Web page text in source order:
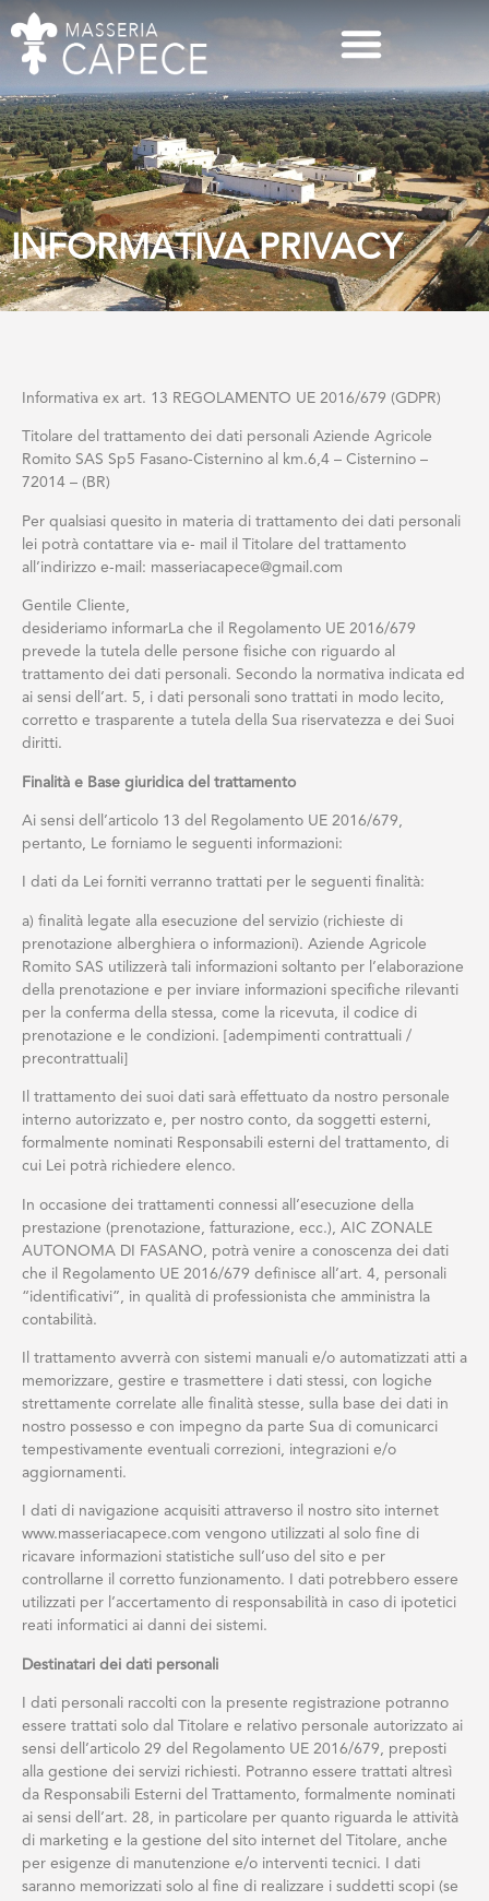
INFORMATIVA PRIVACY
Informativa ex art. 13 REGOLAMENTO UE 2016/679 (GDPR)
Titolare del trattamento dei dati personali Aziende Agricole
Romito SAS Sp5 Fasano-Cisternino al km.6,4 – Cisternino –
72014 – (BR)
Per qualsiasi quesito in materia di trattamento dei dati personali
lei potrà contattare via e- mail il Titolare del trattamento
all’indirizzo e-mail: masseriacapece@gmail.com
Gentile Cliente,
desideriamo informarLa che il Regolamento UE 2016/679
prevede la tutela delle persone fisiche con riguardo al
trattamento dei dati personali. Secondo la normativa indicata ed
ai sensi dell’art. 5, i dati personali sono trattati in modo lecito,
corretto e trasparente a tutela della Sua riservatezza e dei Suoi
diritti.
Finalità e Base giuridica del trattamento
Ai sensi dell’articolo 13 del Regolamento UE 2016/679,
pertanto, Le forniamo le seguenti informazioni:
I dati da Lei forniti verranno trattati per le seguenti finalità:
a) finalità legate alla esecuzione del servizio (richieste di
prenotazione alberghiera o informazioni). Aziende Agricole
Romito SAS utilizzerà tali informazioni soltanto per l’elaborazione
della prenotazione e per inviare informazioni specifiche rilevanti
per la conferma della stessa, come la ricevuta, il codice di
prenotazione e le condizioni. [adempimenti contrattuali /
precontrattuali]
Il trattamento dei suoi dati sarà effettuato da nostro personale
interno autorizzato e, per nostro conto, da soggetti esterni,
formalmente nominati Responsabili esterni del trattamento, di
cui Lei potrà richiedere elenco.
In occasione dei trattamenti connessi all’esecuzione della
prestazione (prenotazione, fatturazione, ecc.), AIC ZONALE
AUTONOMA DI FASANO, potrà venire a conoscenza dei dati
che il Regolamento UE 2016/679 definisce all’art. 4, personali
“identificativi”, in qualità di professionista che amministra la
contabilità.
Il trattamento avverrà con sistemi manuali e/o automatizzati atti a
memorizzare, gestire e trasmettere i dati stessi, con logiche
strettamente correlate alle finalità stesse, sulla base dei dati in
nostro possesso e con impegno da parte Sua di comunicarci
tempestivamente eventuali correzioni, integrazioni e/o
aggiornamenti.
I dati di navigazione acquisiti attraverso il nostro sito internet
www.masseriacapece.com vengono utilizzati al solo fine di
ricavare informazioni statistiche sull’uso del sito e per
controllarne il corretto funzionamento. I dati potrebbero essere
utilizzati per l’accertamento di responsabilità in caso di ipotetici
reati informatici ai danni dei sistemi.
Destinatari dei dati personali
I dati personali raccolti con la presente registrazione potranno
essere trattati solo dal Titolare e relativo personale autorizzato ai
sensi dell’articolo 29 del Regolamento UE 2016/679, preposti
alla gestione dei servizi richiesti. Potranno essere trattati altresì
da Responsabili Esterni del Trattamento, formalmente nominati
ai sensi dell’art. 28, in particolare per quanto riguarda le attività
di marketing e la gestione del sito internet del Titolare, anche
per esigenze di manutenzione e/o interventi tecnici. I dati
saranno memorizzati solo al fine di realizzare i suddetti scopi (se